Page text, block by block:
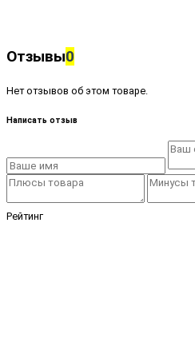
Отзывы0
Нет отзывов об этом товаре.
Написать отзыв
Рейтинг